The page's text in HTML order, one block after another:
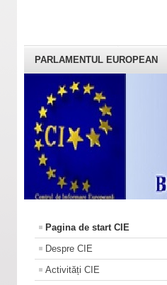
PARLAMENTUL EUROPEAN
Pagina de start CIE
Despre CIE
Activități CIE